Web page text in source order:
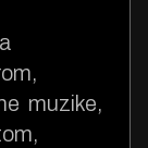
muzike,